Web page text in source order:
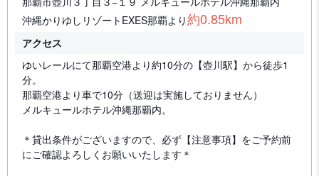
沖縄かりゆしリゾートEXES那覇より約0.85km
アクセス
ゆいレールにて那覇空港より約10分の【壺川駅】から徒歩1
分。
那覇空港より車で10分（送迎は実施しておりません）
メルキュールホテル沖縄那覇内。
＊貸出条件がございますので、必ず【注意事項】をご予約前
にご確認よろしくお願いいたします＊